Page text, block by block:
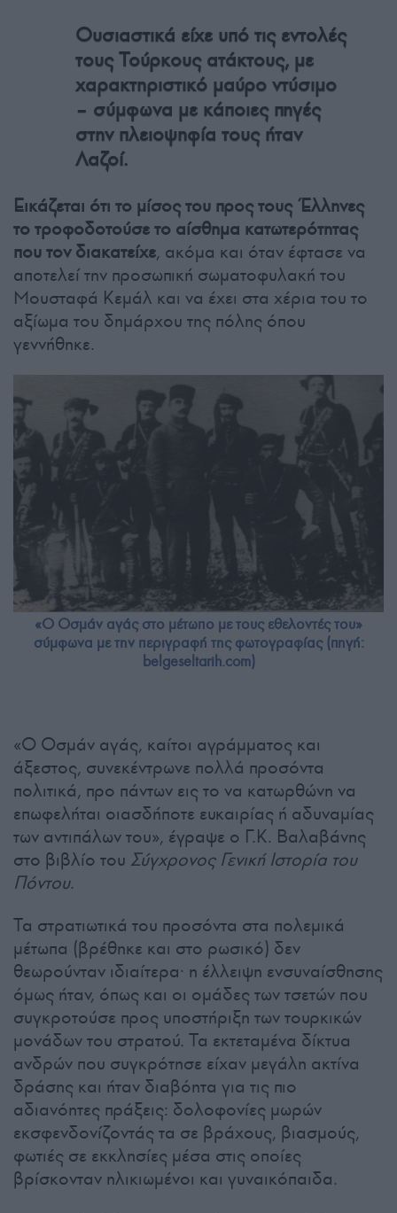
Ουσιαστικά είχε υπό τις εντολές
τους Τούρκους ατάκτους, με
χαρακτηριστικό μαύρο ντύσιμο
– σύμφωνα με κάποιες πηγές
στην πλειοψηφία τους ήταν
Λαζοί.
Εικάζεται ότι το μίσος του προς τους Έλληνες
το τροφοδοτούσε το αίσθημα κατωτερότητας
που τον διακατείχε, ακόμα και όταν έφτασε να
αποτελεί την προσωπική σωματοφυλακή του
Μουσταφά Κεμάλ και να έχει στα χέρια του το
αξίωμα του δημάρχου της πόλης όπου
γεννήθηκε.
«Ο Οσμάν αγάς στο μέτωπο με τους εθελοντές του»
σύμφωνα με την περιγραφή της φωτογραφίας (πηγή:
belgeseltarih.com)
«Ο Οσμάν αγάς, καίτοι αγράμματος και
άξεστος, συνεκέντρωνε πολλά προσόντα
πολιτικά, προ πάντων εις το να κατωρθώνη να
επωφελήται οιασδήποτε ευκαιρίας ή αδυναμίας
των αντιπάλων του», έγραψε ο Γ.Κ. Βαλαβάνης
στο βιβλίο του Σύγχρονος Γενική Ιστορία του
Πόντου.
Τα στρατιωτικά του προσόντα στα πολεμικά
μέτωπα (βρέθηκε και στο ρωσικό) δεν
θεωρούνταν ιδιαίτερα· η έλλειψη ενσυναίσθησης
όμως ήταν, όπως και οι ομάδες των τσετών που
συγκροτούσε προς υποστήριξη των τουρκικών
μονάδων του στρατού. Τα εκτεταμένα δίκτυα
ανδρών που συγκρότησε είχαν μεγάλη ακτίνα
δράσης και ήταν διαβόητα για τις πιο
αδιανόητες πράξεις: δολοφονίες μωρών
εκσφενδονίζοντάς τα σε βράχους, βιασμούς,
φωτιές σε εκκλησίες μέσα στις οποίες
βρίσκονταν ηλικιωμένοι και γυναικόπαιδα.